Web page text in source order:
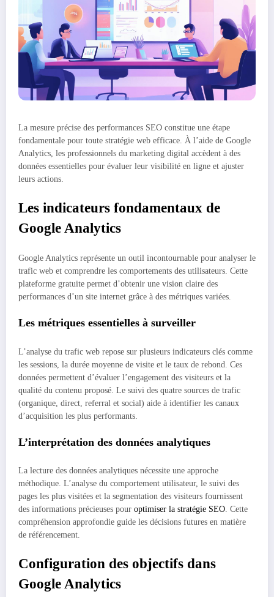
La mesure précise des performances SEO constitue une étape
fondamentale pour toute stratégie web efficace. À l’aide de Google
Analytics, les professionnels du marketing digital accèdent à des
données essentielles pour évaluer leur visibilité en ligne et ajuster
leurs actions.
Les indicateurs fondamentaux de
Google Analytics
Google Analytics représente un outil incontournable pour analyser le
trafic web et comprendre les comportements des utilisateurs. Cette
plateforme gratuite permet d’obtenir une vision claire des
performances d’un site internet grâce à des métriques variées.
Les métriques essentielles à surveiller
L’analyse du trafic web repose sur plusieurs indicateurs clés comme
les sessions, la durée moyenne de visite et le taux de rebond. Ces
données permettent d’évaluer l’engagement des visiteurs et la
qualité du contenu proposé. Le suivi des quatre sources de trafic
(organique, direct, referral et social) aide à identifier les canaux
d’acquisition les plus performants.
L’interprétation des données analytiques
La lecture des données analytiques nécessite une approche
méthodique. L’analyse du comportement utilisateur, le suivi des
pages les plus visitées et la segmentation des visiteurs fournissent
des informations précieuses pour optimiser la stratégie SEO. Cette
compréhension approfondie guide les décisions futures en matière
de référencement.
Configuration des objectifs dans
Google Analytics